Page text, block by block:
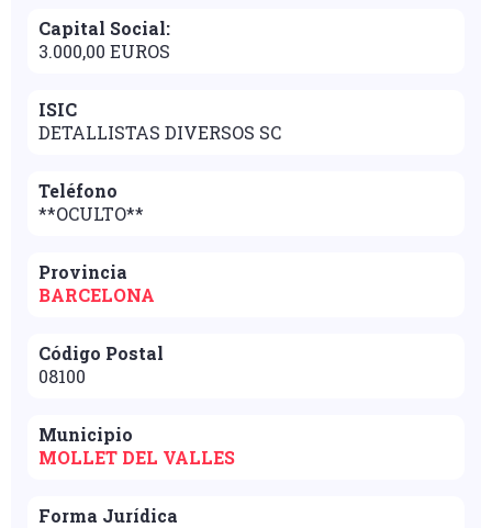
Capital Social:
3.000,00 EUROS
ISIC
DETALLISTAS DIVERSOS SC
Teléfono
**OCULTO**
Provincia
BARCELONA
Código Postal
08100
Municipio
MOLLET DEL VALLES
Forma Jurídica